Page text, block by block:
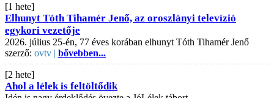
[1 hete]
Elhunyt Tóth Tihamér Jenő, az oroszlányi televízió
egykori vezetője
2026. július 25-én, 77 éves korában elhunyt Tóth Tihamér Jenő
szerző: ovtv | bővebben...
[2 hete]
Ahol a lélek is feltöltődik